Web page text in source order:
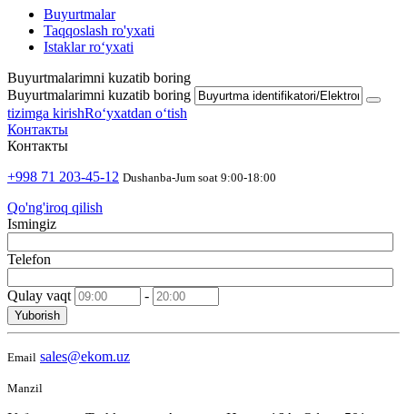
Buyurtmalar
Taqqoslash ro'yxati
Istaklar roʻyxati
Buyurtmalarimni kuzatib boring
Buyurtmalarimni kuzatib boring
tizimga kirishRoʻyxatdan oʻtish
Контакты
Контакты
+998 71 203-45-12 Dushanba-Jum soat 9:00-18:00
Qo'ng'iroq qilish
Ismingiz
Telefon
Qulay vaqt -
Yuborish
Email sales@ekom.uz
Manzil